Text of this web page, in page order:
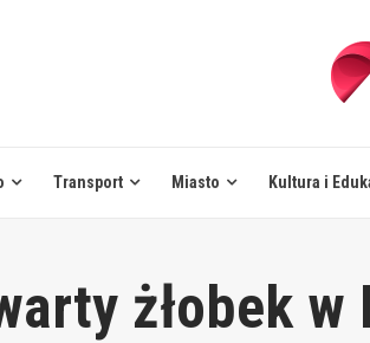
Transport Miasto Kultura i
żłobek w